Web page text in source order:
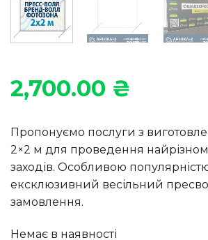
2,700.00 ₴
Пропонуємо послуги з
2×2 м для проведення
заходів. Особливою
ексклюзивний весільний
замовлення.
Немає в наявності